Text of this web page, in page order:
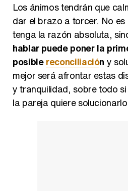
Los ánimos tendrán que
dar el brazo a torcer. No es
tenga la razón absoluta,
hablar puede poner la
posiblereconciliación y
mejor será afrontar estas
y tranquilidad, sobre todo
la pareja quiere